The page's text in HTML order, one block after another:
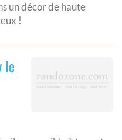
un décor de haute
!
le